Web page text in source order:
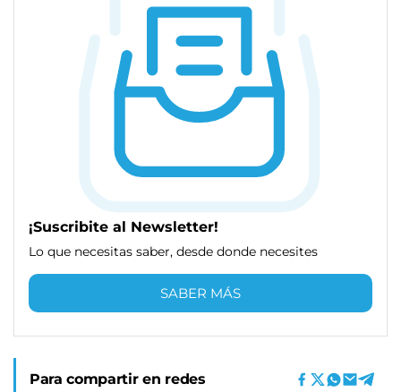
¡Suscribite al Newsletter!
Lo que necesitas saber, desde donde necesites
SABER MÁS
Para compartir en redes